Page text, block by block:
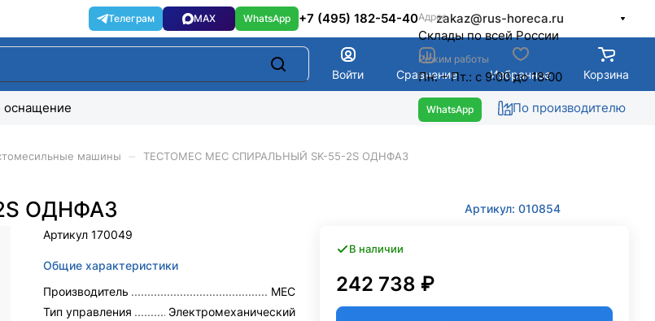
zakaz@rus-horeca.ru
+7 (495) 182-54-40Адрес
Cклады по всей России
Режим работы
Пн. – Пт.: с 9:00 до 18:00
Войти Сравнение Избранное Корзина
оснащение По производителю
машины ТЕСТОМЕС MEC СПИРАЛЬНЫЙ SK-55-2S ОДНФАЗ
ОДНФАЗ
Артикул: 010854
Артикул170049
Общие характеристики
Производитель
MEC
Тип управления
Электромеханический
В наличии
242 738 ₽